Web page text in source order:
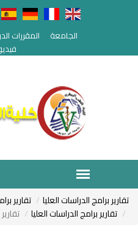
الجامعة المقررات
تقارير برامج الدراسات العليا
تقارير
تقارير برامج الدراسات العليا